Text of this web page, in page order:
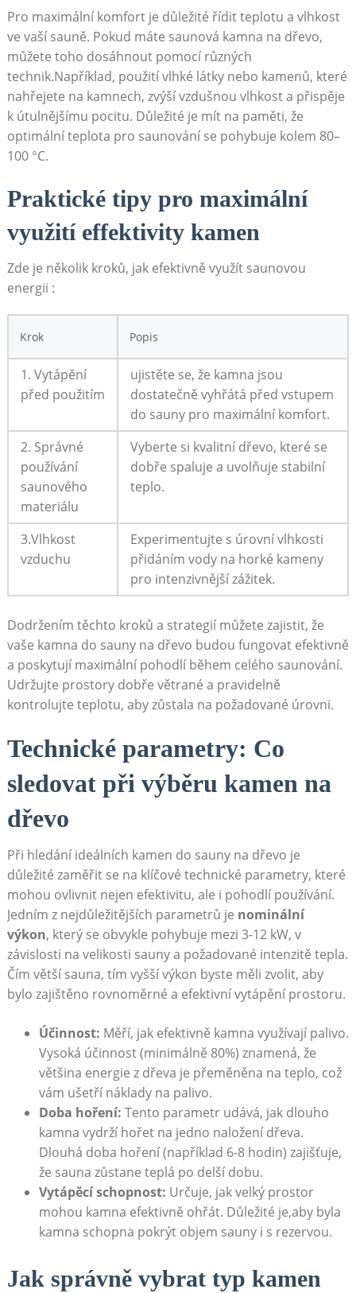
Pro maximální komfort je důležité řídit teplotu a vlhkost
ve vaší sauně. Pokud máte saunová kamna na dřevo,
můžete toho dosáhnout pomocí různých
technik.Například, použití vlhké látky nebo kamenů, které
nahřejete na kamnech, zvýší vzdušnou vlhkost a přispěje
k útulnějšímu pocitu. Důležité je mít na paměti, že
optimální teplota pro saunování se pohybuje kolem 80–
100 °C.
Praktické tipy pro maximální
využití effektivity kamen
Zde je několik kroků, jak efektivně využít saunovou
energii :
Krok Popis
1. Vytápění
před použitím
ujistěte se, že kamna jsou
dostatečně vyhřátá před vstupem
do sauny pro maximální komfort.
2. Správné
používání
saunového
materiálu
Vyberte si kvalitní dřevo, které se
dobře spaluje a uvolňuje stabilní
teplo.
3.Vlhkost
vzduchu
Experimentujte s úrovní vlhkosti
přidáním vody na horké kameny
pro intenzivnější zážitek.
Dodržením těchto kroků a strategií můžete zajistit, že
vaše kamna do sauny na dřevo budou fungovat efektivně
a poskytují maximální pohodlí během celého saunování.
Udržujte prostory dobře větrané a pravidelně
kontrolujte teplotu, aby zůstala na požadované úrovni.
Technické parametry: Co
sledovat při výběru kamen na
dřevo
Při hledání ideálních kamen do sauny na dřevo je
důležité zaměřit se na klíčové technické parametry, které
mohou ovlivnit nejen efektivitu, ale i pohodlí používání.
Jedním z nejdůležitějších parametrů je nominální
výkon, který se obvykle pohybuje mezi 3-12 kW, v
závislosti na velikosti sauny a požadované intenzitě tepla.
Čím větší sauna, tím vyšší výkon byste měli zvolit, aby
bylo zajištěno rovnoměrné a efektivní vytápění prostoru.
Účinnost: Měří, jak efektivně kamna využívají palivo.
Vysoká účinnost (minimálně 80%) znamená, že
většina energie z dřeva je přeměněna na teplo, což
vám ušetří náklady na palivo.
Doba hoření: Tento parametr udává, jak dlouho
kamna vydrží hořet na jedno naložení dřeva.
Dlouhá doba hoření (například 6-8 hodin) zajišťuje,
že sauna zůstane teplá po delší dobu.
Vytápěcí schopnost: Určuje, jak velký prostor
mohou kamna efektivně ohřát. Důležité je,aby byla
kamna schopna pokrýt objem sauny i s rezervou.
Jak správně vybrat typ kamen